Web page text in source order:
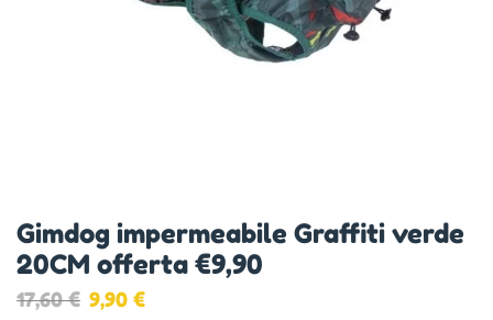
Gimdog impermeabile Graffiti verde
20CM offerta €9,90
17,60€ 9,90 €